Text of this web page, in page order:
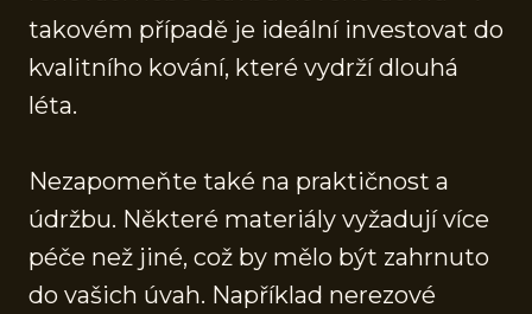
takovém případě je ideální investovat do
kvalitního kování, které vydrží dlouhá
léta.
Nezapomeňte také na praktičnost a
údržbu. Některé materiály vyžadují více
péče než jiné, což by mělo být zahrnuto
do vašich úvah. Například nerezové